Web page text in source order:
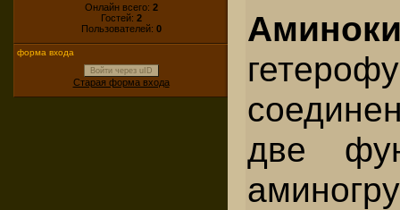
Онлайн всего: 2
Гостей: 2
Пользователей: 0
форма входа
Войти через uID
Старая форма входа
две